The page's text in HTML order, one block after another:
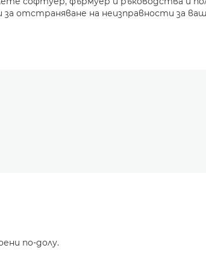
за отстраняване на неизправности за
по-долу.